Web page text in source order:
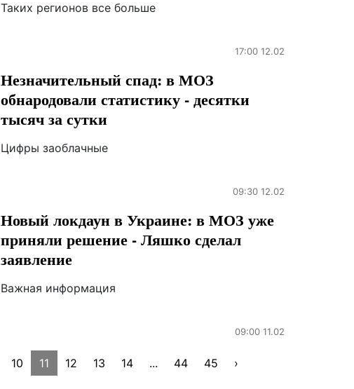
Таких регионов все больше
17:00 12.02
Незначительный спад: в МОЗ
обнародовали статистику - десятки
тысяч за сутки
Цифры заоблачные
09:30 12.02
Новый локдаун в Украине: в МОЗ уже
приняли решение - Ляшко сделал
заявление
Важная информация
09:00 11.02
10 11 12 13 14 ... 44 45 ›